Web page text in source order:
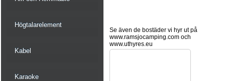
Högtalarelement
Kabel
Karaoke
Se även de bostäder vi hyr ut på
www.ramsjocamping.com och
www.uthyres.eu